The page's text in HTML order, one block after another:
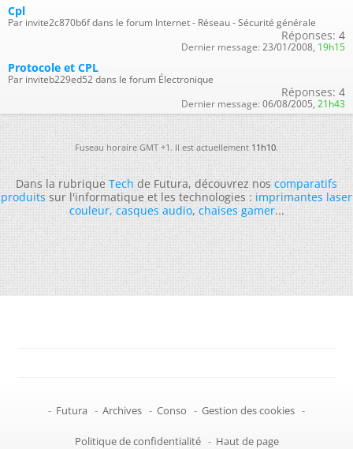
Cpl
Par invite2c870b6f dans le forum Internet - Réseau - Sécurité générale
Réponses: 4
Dernier message: 23/01/2008, 19h15
Protocole et CPL
Par inviteb229ed52 dans le forum Électronique
Réponses: 4
Dernier message: 06/08/2005, 21h43
Fuseau horaire GMT +1. Il est actuellement11h10.
Dans la rubriqueTechde Futura, découvrez noscomparatifs
produitssur l'informatique et les technologies :imprimantes laser
couleur,casques audio,chaises gamer...
- Futura - Archives - Conso - Gestion des cookies -
Politique de confidentialité - Haut de page